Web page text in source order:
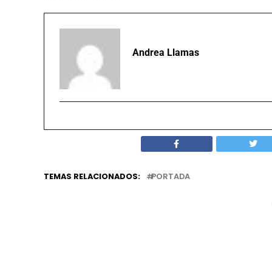
Andrea Llamas
TEMAS RELACIONADOS: PORTADA